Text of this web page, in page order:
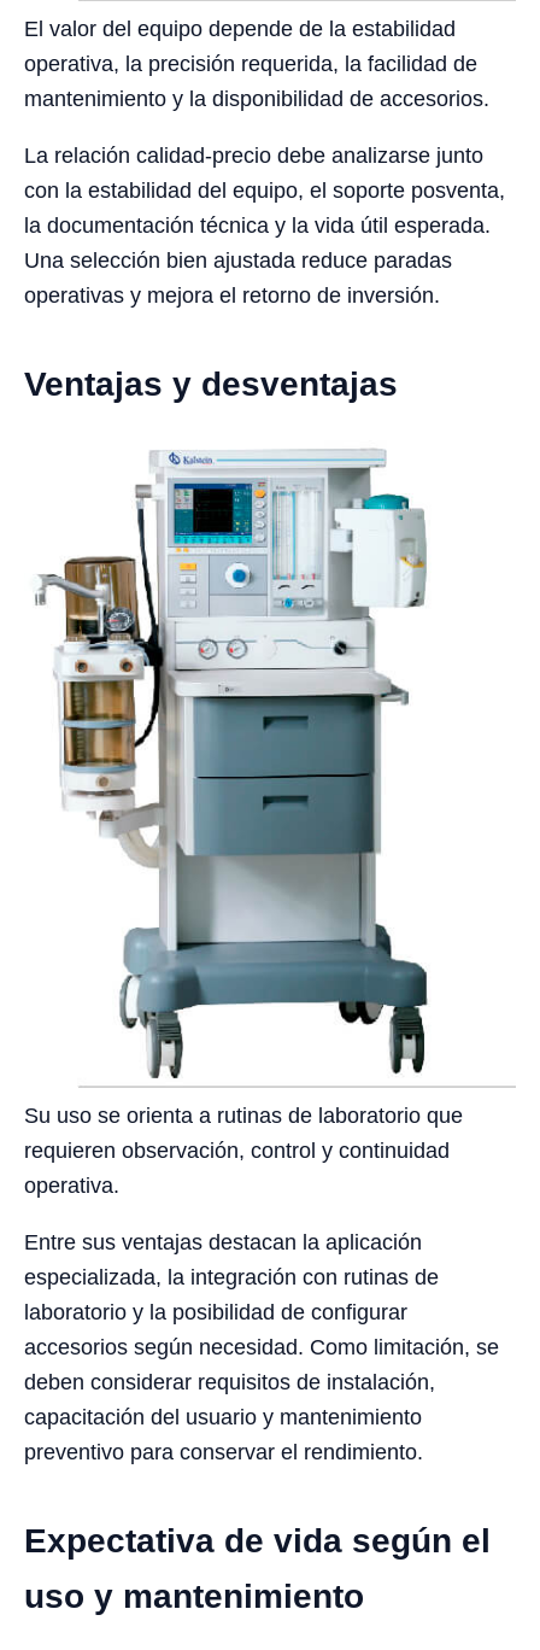
El valor del equipo depende de la estabilidad
operativa, la precisión requerida, la facilidad de
mantenimiento y la disponibilidad de accesorios.
La relación calidad-precio debe analizarse junto
con la estabilidad del equipo, el soporte posventa,
la documentación técnica y la vida útil esperada.
Una selección bien ajustada reduce paradas
operativas y mejora el retorno de inversión.
Ventajas y desventajas
Su uso se orienta a rutinas de laboratorio que
requieren observación, control y continuidad
operativa.
Entre sus ventajas destacan la aplicación
especializada, la integración con rutinas de
laboratorio y la posibilidad de configurar
accesorios según necesidad. Como limitación, se
deben considerar requisitos de instalación,
capacitación del usuario y mantenimiento
preventivo para conservar el rendimiento.
Expectativa de vida según el
uso y mantenimiento